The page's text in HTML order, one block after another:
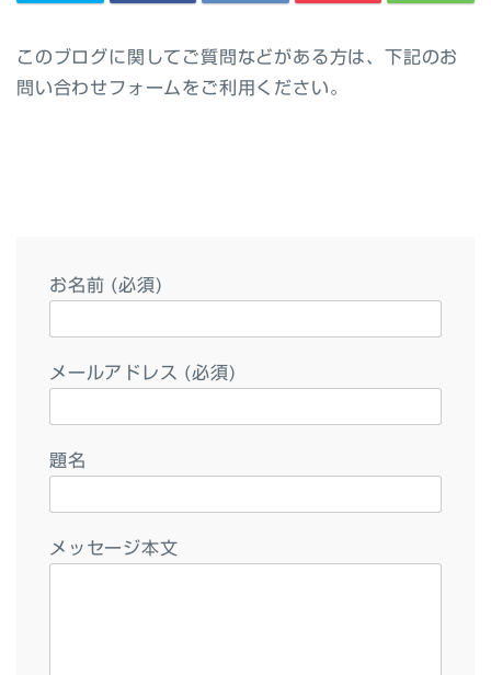
このブログに関してご質問などがある方は、下記のお
問い合わせフォームをご利用ください。
お名前 (必須)
メールアドレス (必須)
題名
メッセージ本文